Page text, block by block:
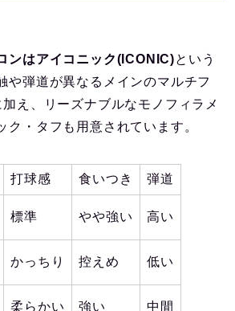
ンはアイコニック(ICONIC)という
や弾道が異なるメインのマルチフ
え、リーズナブルなモノフィラメ
ク・タフも用意されています。
打球感 食いつき 弾道
標準 やや強い 高い
かっちり 控えめ 低い
柔らかい 強い 中間